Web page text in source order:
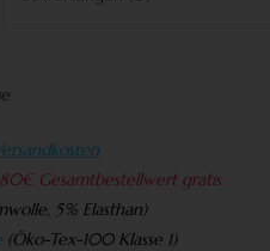
Gesamtbestellwert gratis
5% Elasthan)
(Öko-Tex-100 Klasse 1)